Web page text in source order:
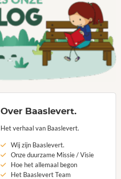
Over Baaslevert.
Het verhaal van Baaslevert.
Wij zijn Baaslevert.
Onze duurzame Missie / Visie
Hoe het allemaal begon
Het Baaslevert Team